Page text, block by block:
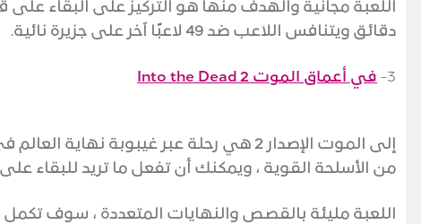
اللعبة مجانية والهدف منها هو التركيز على البقاء
دقائق ويتنافس اللاعب ضد 49 لاعبًا آخر على جزيرة نائية.
3- في أعماق الموت
إلى الموت الإصدار 2 هي رحلة عبر غيبوبة
من الأسلحة القوية ، ويمكنك أن تفعل ما تريد للبقاء على